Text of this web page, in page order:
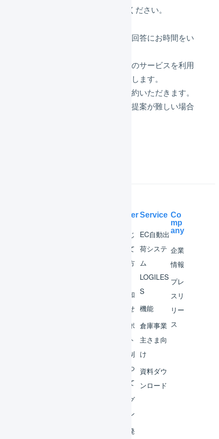
下記についてあらかじめご了承ください。
通常のチャット対応に比べ回答にお時間をい
ご紹介するパートナー企業のサービスを利用
する場合、別途料金が発生します。
直接パートナー企業とご契約いただきます。
ご相談内容によっては、ご提案が難しい場合
Help Center
はじ
めて
の方
お知
らせ
サポ
ート
体制
につ
いて
ログ
イン
開発
Service
EC自動出
荷システ
ム
LOGILES
S
機能
倉庫事業
主さま向
け
資料ダウ
ンロード
Co
mp
any
企業
情報
プレ
スリ
リー
ス